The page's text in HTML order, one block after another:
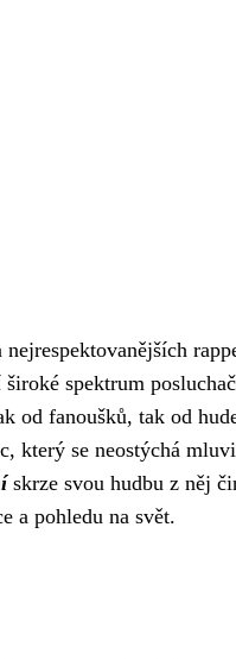
spektrum
od fanoušků, tak od
který se neostýchá
skrze svou hudbu z něj
a pohledu na svět.